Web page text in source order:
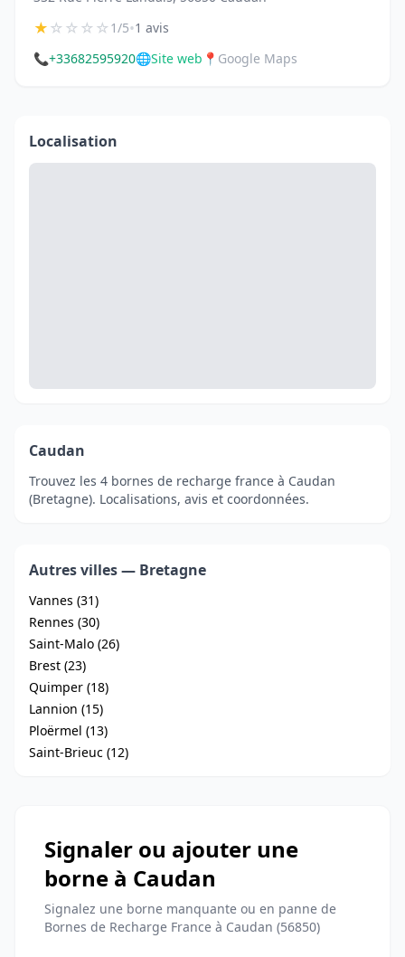
★☆☆☆☆1/5•1 avis
📞+33682595920🌐Site web 📍 Google Maps
Localisation
Caudan
Trouvez les 4 bornes de recharge france à Caudan
(Bretagne). Localisations, avis et coordonnées.
Autres villes — Bretagne
Vannes (31)
Rennes (30)
Saint-Malo (26)
Brest (23)
Quimper (18)
Lannion (15)
Ploërmel (13)
Saint-Brieuc (12)
Signaler ou ajouter une
borne à Caudan
Signalez une borne manquante ou en panne de
Bornes de Recharge France à Caudan (56850)